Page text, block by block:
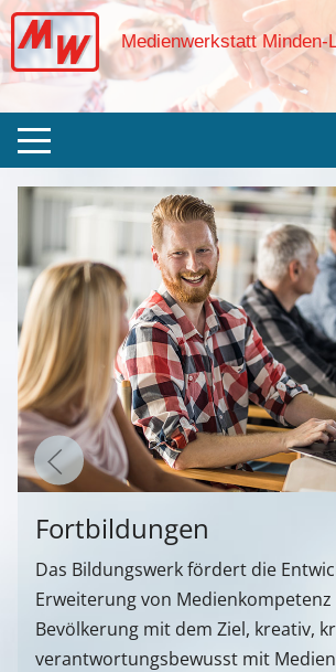
Medienwerkstatt Minden-
Fortbildungen
Das Bildungswerk fördert die
Erweiterung von
Bevölkerung mit dem Ziel, kreativ,
verantwortungsbewusst mit